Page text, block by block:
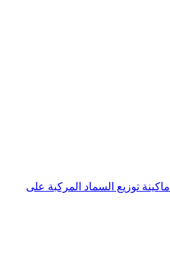
ماكينة توزيع السماد المركبة على